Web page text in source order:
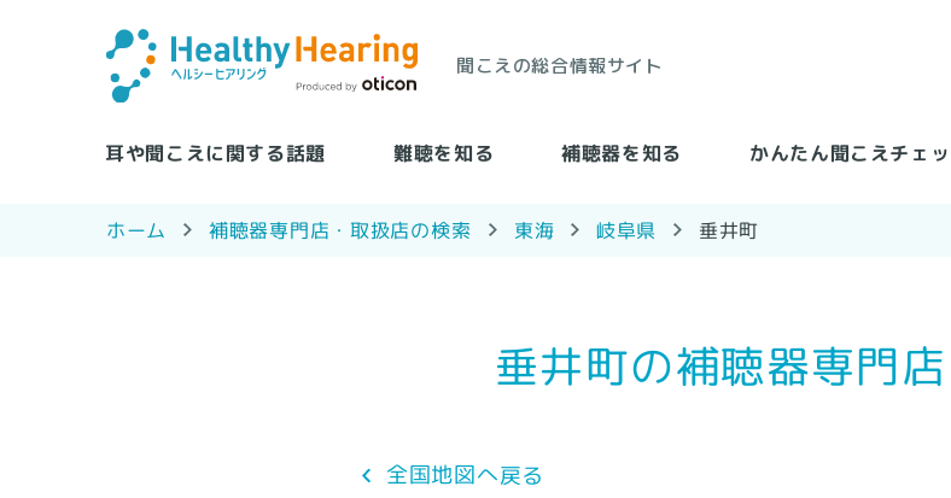
聞こえの総合情報サイト
耳や聞こえに関する話題 難聴を知る 補聴器を知る かんたん聞こえチェ
ホーム 補聴器専門店・取扱店の検索 東海 岐阜県 垂井町
垂井町の補聴器専門
全国地図へ戻る